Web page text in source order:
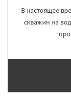
В настоящее
скважин на